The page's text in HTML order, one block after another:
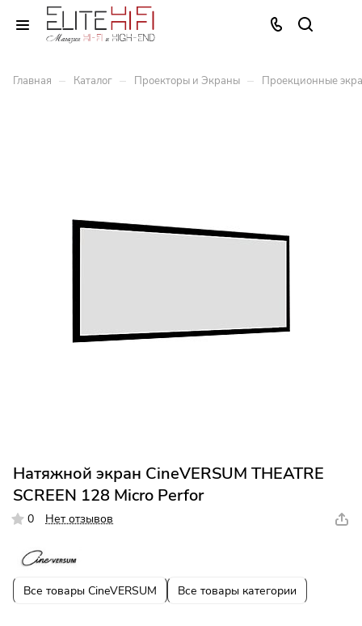
Главная – Каталог – Проекторы и Экраны – Проекционные
Натяжной экран CineVERSUM THEATRE
SCREEN 128 Micro Perfor
0 Нет отзывов
Все товары CineVERSUM Все товары категории